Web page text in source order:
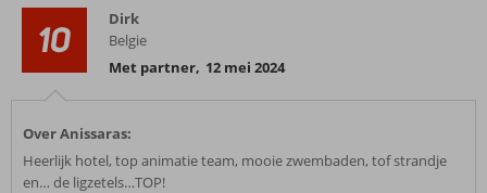
10
Dirk
Belgie
Met partner, 12 mei 2024
Over Anissaras:
Heerlijk hotel, top animatie team, mooie zwembaden, tof strandje
en… de ligzetels…TOP!